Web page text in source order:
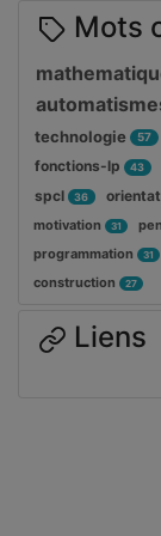
Mots
technologie 57
fonctions-lp 43
spcl 36
motivation 31
programmation 31
construction 27
Liens